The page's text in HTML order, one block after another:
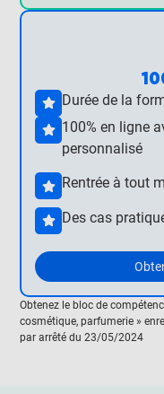
Durée de la
100% en ligne
personnalisé
Rentrée à tout
Des cas
Obtenez le bloc de
cosmétique, parfumerie »
par arrêté du 23/05/2024